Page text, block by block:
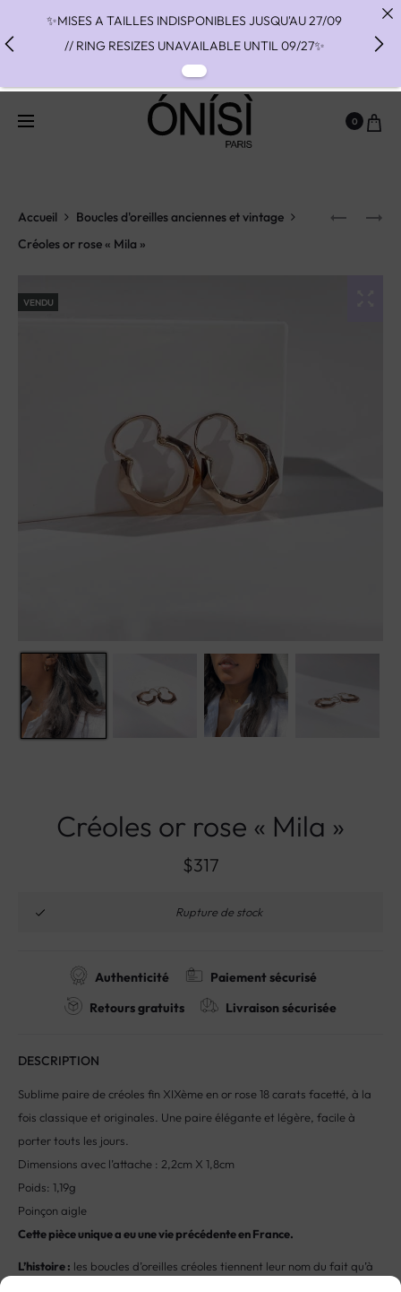
0
Accueil
Boucles d'oreilles anciennes et vintage
Créoles or rose « Mila »
VENDU
Créoles or rose « Mila »
$317
Rupture de stock
Authenticité
Paiement sécurisé
Retours gratuits
Livraison sécurisée
DESCRIPTION
Sublime paire de créoles fin XIXème en or rose 18 carats facetté, à la
fois classique et originales. Une paire élégante et légère, facile à
porter touts les jours.
Dimensions avec l’attache : 2,2cm X 1,8cm
Poids: 1,19g
Poinçon aigle
Cette pièce unique a eu une vie précédente en France.
L’histoire : les boucles d’oreilles créoles tiennent leur nom du fait qu’à
✨MISES A TAILLES INDISPONIBLES JUSQU'AU 27/09
// RING RESIZES UNAVAILABLE UNTIL 09/27✨
✨ FAST SHIPPING TO THE US WITH DHL EXPRESS -
NO SUPRISE DUTIES AT DELIVERY ✨
✨ PAIEMENT EN 3 OU 4 FOIS SANS FRAIS AVEC